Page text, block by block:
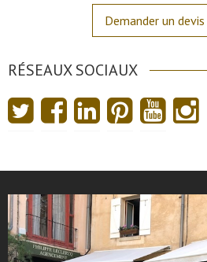
Demander un
RÉSEAUX SOCIAUX